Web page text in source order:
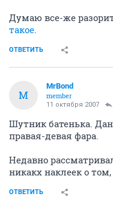
Думаю все-же
такое.
ОТВЕТИТЬ
M
MrBond
member
11 октября 2007
Шутник батенька.
правая-девая фара.
Недавно
никакх наклеек о
ОТВЕТИТЬ